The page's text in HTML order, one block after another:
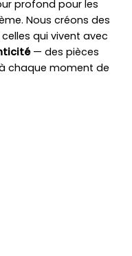
profond pour les
Nous créons des
qui vivent avec
— des pièces
chaque moment de